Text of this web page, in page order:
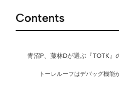
Contents
青沼P、藤林Dが選ぶ『TOTK』
トーレルーフはデバッグ機能